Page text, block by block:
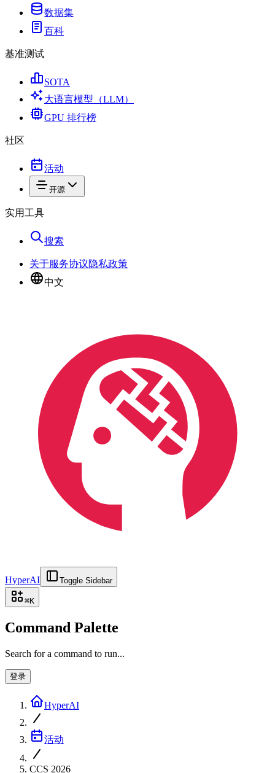
数据集
百科
基准测试
SOTA
大语言模型（LLM）
GPU 排行榜
社区
活动
开源
实用工具
搜索
关于服务协议隐私政策
中文
HyperAI Toggle Sidebar
⌘K
Command Palette
Search for a command to run...
登录
HyperAI
活动
CCS 2026